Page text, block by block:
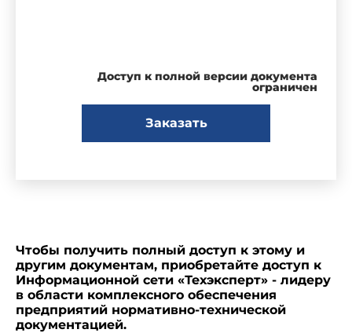
Доступ к полной версии документа
ограничен
Заказать
Чтобы получить полный доступ к этому и
другим документам, приобретайте доступ к
Информационной сети «Техэксперт» - лидеру
в области комплексного обеспечения
предприятий нормативно-технической
документацией.